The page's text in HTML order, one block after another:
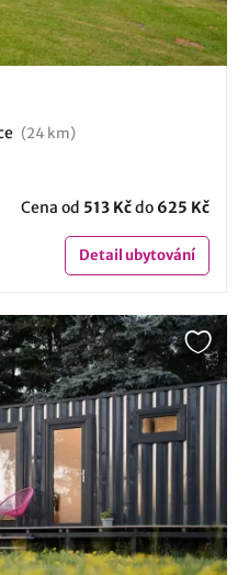
(24 km)
Cena od 513 Kčdo 625 Kč
Detailubytování